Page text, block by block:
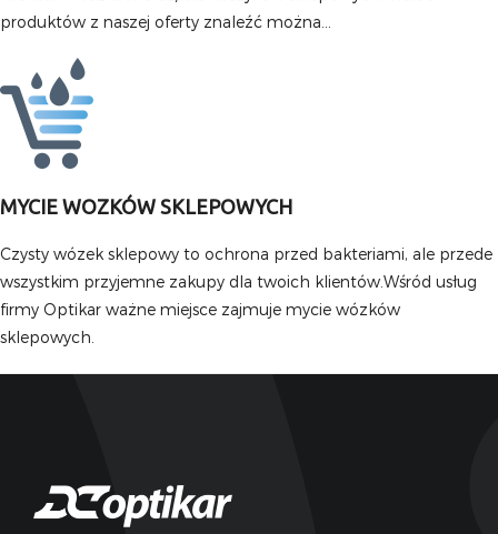
produktów z naszej oferty znaleźć można...
MYCIE WOZKÓW SKLEPOWYCH
Czysty wózek sklepowy to ochrona przed bakteriami, ale przede
wszystkim przyjemne zakupy dla twoich klientów.Wśród usług
firmy Optikar ważne miejsce zajmuje mycie wózków
sklepowych.